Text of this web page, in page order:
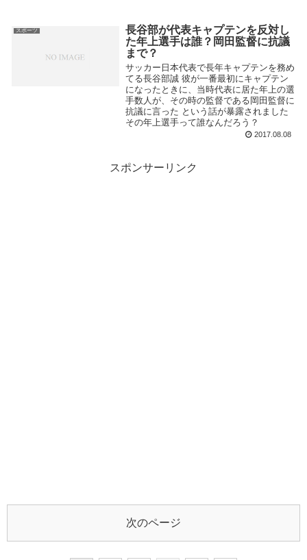
スポーツ
長谷部が代表キャプテンを反対し
た年上選手は誰？岡田監督に抗議
まで？
サッカー日本代表で長年キャプテンを務め
てる長谷部誠 彼が一番最初にキャプテン
になったときに、当時代表に居た年上の選
手数人が、その時の監督である岡田監督に
抗議に言った という話が暴露されました
その年上選手って誰なんだろう？
2017.08.08
スポンサーリンク
次のページ